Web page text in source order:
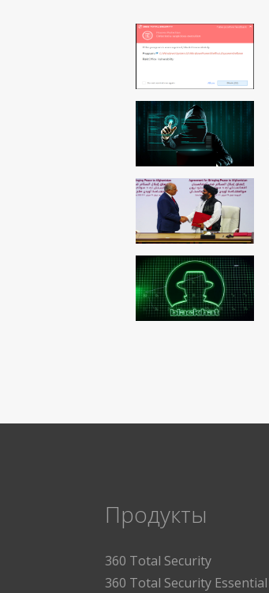
Продукты
360 Total Security
360 Total Security Essential